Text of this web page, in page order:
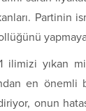
Partinin
ilimizi yıkan
en önemli
onun